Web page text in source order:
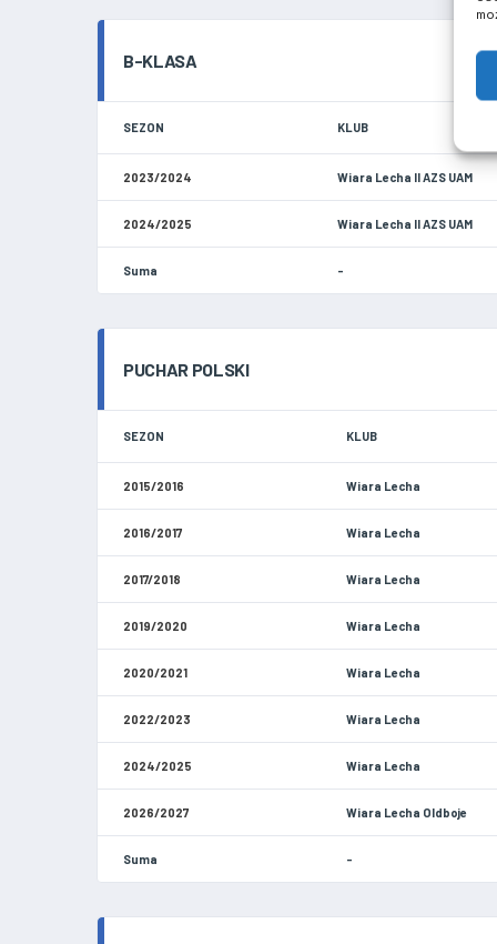
B-KLASA
SEZON KLUB
2023/2024 Wiara Lecha II AZS UAM
2024/2025 Wiara Lecha II AZS UAM
Suma -
PUCHAR POLSKI
SEZON KLUB
2015/2016 Wiara Lecha
2016/2017 Wiara Lecha
2017/2018 Wiara Lecha
2019/2020 Wiara Lecha
2020/2021 Wiara Lecha
2022/2023 Wiara Lecha
2024/2025 Wiara Lecha
2026/2027 Wiara Lecha Oldboje
Suma -